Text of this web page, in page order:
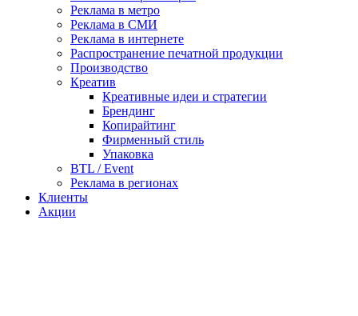
Реклама в метро
Реклама в СМИ
Реклама в интернете
Распространение печатной продукции
Производство
Креатив
Креативные идеи и стратегии
Брендинг
Копирайтинг
Фирменный стиль
Упаковка
BTL / Event
Реклама в регионах
Клиенты
Акции